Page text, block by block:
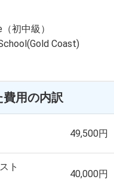
初中級）
Coast)
費用の内訳
49,500円
ト
40,000円